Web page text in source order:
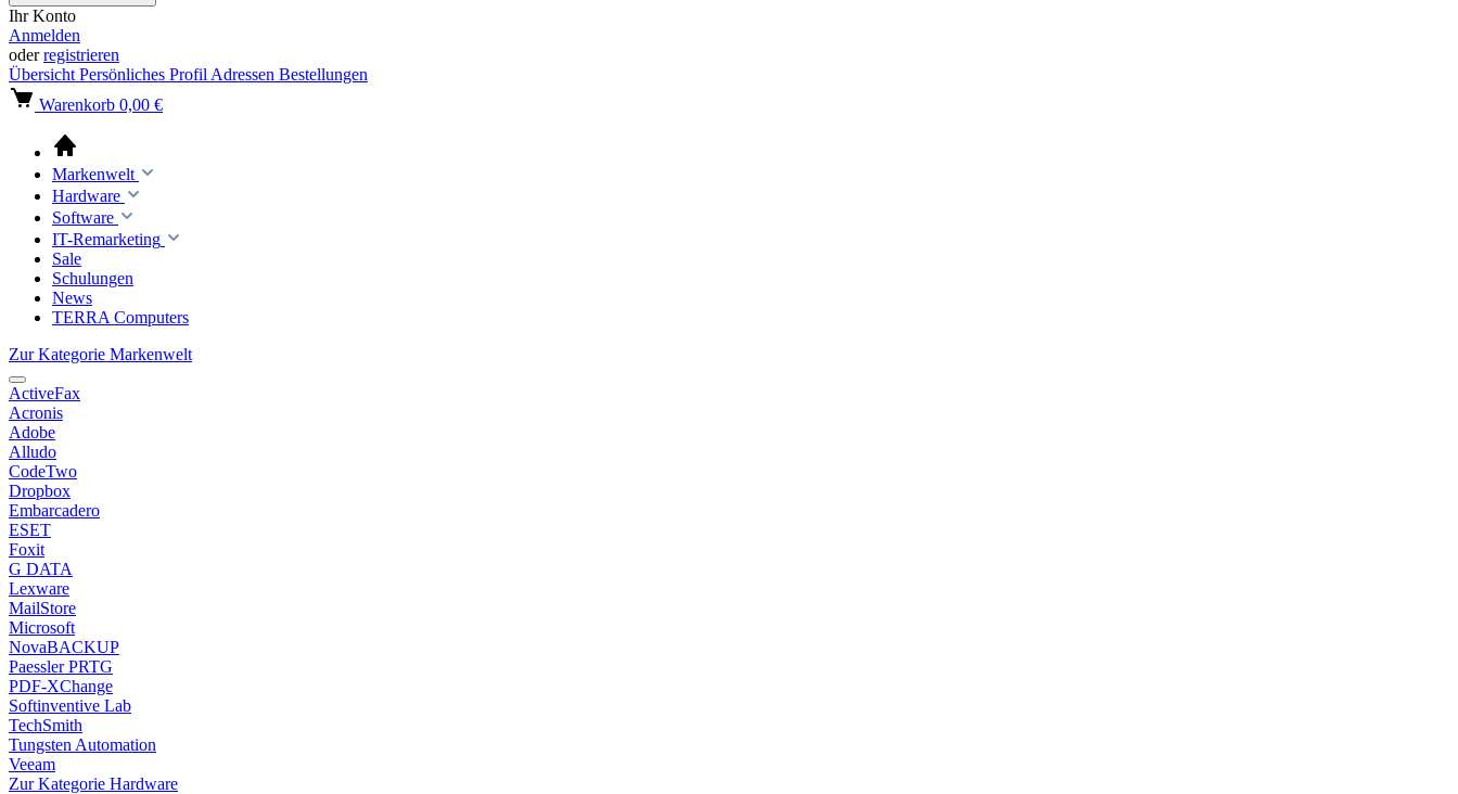
Ihr Konto
Anmelden
oderregistrieren
Übersicht Persönliches Profil Adressen Bestellungen
Warenkorb 0,00 €
Markenwelt
Hardware
Software
IT-Remarketing
Sale
Schulungen
News
TERRA Computers
Zur Kategorie Markenwelt
ActiveFax
Acronis
Adobe
Alludo
CodeTwo
Dropbox
Embarcadero
ESET
Foxit
G DATA
Lexware
MailStore
Microsoft
NovaBACKUP
Paessler PRTG
PDF-XChange
Softinventive Lab
TechSmith
Tungsten Automation
Veeam
Zur Kategorie Hardware